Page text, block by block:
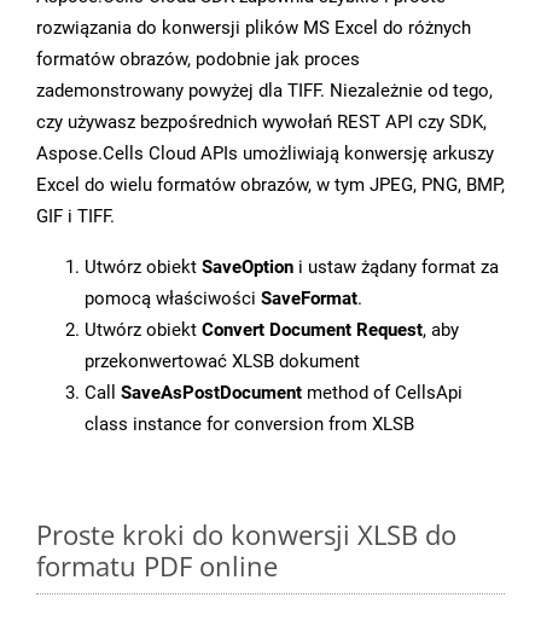
rozwiązania do konwersji plików MS Excel do różnych
formatów obrazów, podobnie jak proces
zademonstrowany powyżej dla TIFF. Niezależnie od tego,
czy używasz bezpośrednich wywołań REST API czy SDK,
Aspose.Cells Cloud APIs umożliwiają konwersję arkuszy
Excel do wielu formatów obrazów, w tym JPEG, PNG, BMP,
GIF i TIFF.
Utwórz obiekt SaveOption i ustaw żądany format za
pomocą właściwości SaveFormat.
Utwórz obiekt Convert Document Request, aby
przekonwertować XLSB dokument
Call SaveAsPostDocument method of CellsApi
class instance for conversion from XLSB
Proste kroki do konwersji XLSB do
formatu PDF online